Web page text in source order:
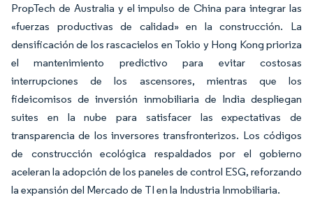
PropTech de Australia y el impulso de China para integrar las
«fuerzas productivas de calidad» en la construcción. La
densificación de los rascacielos en Tokio y Hong Kong prioriza
el mantenimiento predictivo para evitar costosas
interrupciones de los ascensores, mientras que los
fideicomisos de inversión inmobiliaria de India despliegan
suites en la nube para satisfacer las expectativas de
transparencia de los inversores transfronterizos. Los códigos
de construcción ecológica respaldados por el gobierno
aceleran la adopción de los paneles de control ESG, reforzando
la expansión del Mercado de TI en la Industria Inmobiliaria.